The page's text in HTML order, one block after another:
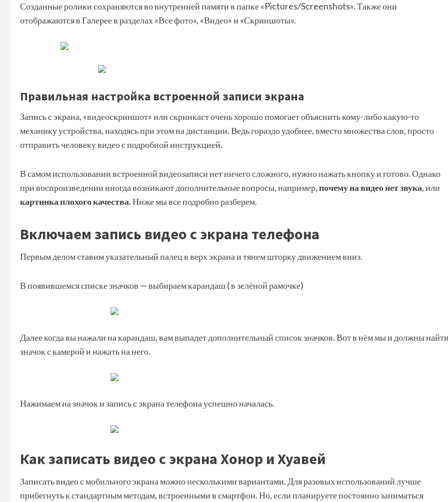
Созданные ролики сохраняются во внутренней памяти в папке «Pictures/Screenshots». Также они
отображаются в Галерее в разделах «Все фото», «Видео» и «Скриншоты».
Правильная настройка встроенной записи экрана
Запись с экрана, «видеоскриншот» или скринкаст очень хорошо помогает объяснить кому-либо какую-то
механику устройства, находясь при этом на дистанции. Ведь гораздо удобнее, вместо множества слов, просто
отправить человеку видео с подробной инструкцией.
В самом использовании встроенной видеозаписи нет ничего сложного, нужно нажать кнопку и готово. Однако
при воспроизведении иногда возникают дополнительные вопросы, например,почему на видео нет звука, или
картинка плохого качества. Ниже мы все подробно разберем.
Включаем запись видео с экрана телефона
Первым делом ставим указательный палец в верх экрана и тянем шторку движением вниз.
В появившемся списке значков — выбираем карандаш ( в зелёной рамочке)
Далее когда вы нажали на карандаш, вам выпадет дополнительный список значков. Вот в нём мы и должны
значок с камерой и нажать на него.
Нажимаем на значок и запись с экрана телефона успешно началась.
Как записать видео с экрана Хонор и Хуавей
Записать видео с мобильного экрана можно несколькими вариантами. Для разовых использований лучше
прибегнуть к стандартным методам, встроенными в смартфон. Но, если планируете постоянно заниматься